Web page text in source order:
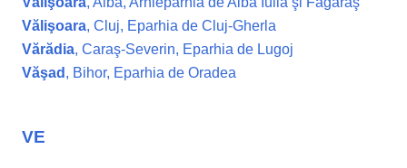
Vălişoara, Cluj, Eparhia de Cluj-Gherla
Vărădia, Caraş-Severin, Eparhia de Lugoj
Văşad , Bihor, Eparhia de Oradea
VE